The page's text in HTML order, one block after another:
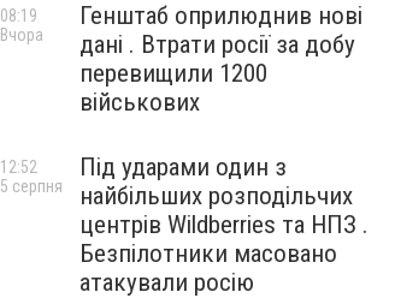
Генштаб оприлюднив нові
дані . Втрати росії за добу
перевищили 1200
військових
08:19
Вчора
Під ударами один з
найбільших розподільчих
центрів Wildberries та НПЗ .
Безпілотники масовано
атакували росію
12:52
5 серпня